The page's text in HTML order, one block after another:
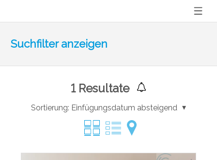
Suchfilter anzeigen
1Resultate
Sortierung: Einfügungsdatum absteigend